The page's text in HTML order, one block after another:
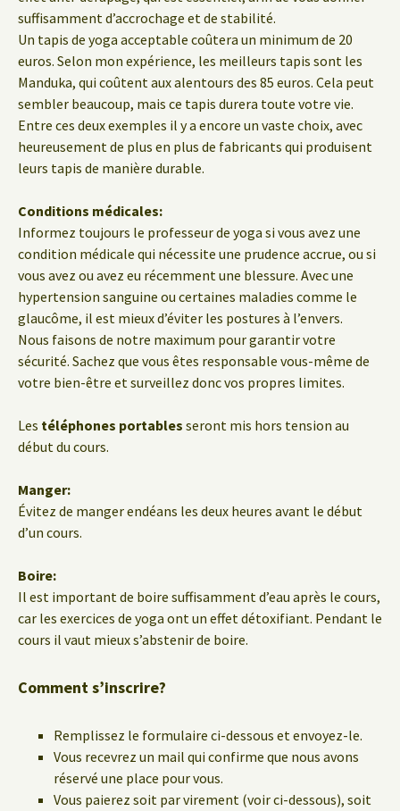
suffisamment d’accrochage et de stabilité.
Un tapis de yoga acceptable coûtera un minimum de 20
euros. Selon mon expérience, les meilleurs tapis sont les
Manduka, qui coûtent aux alentours des 85 euros. Cela peut
sembler beaucoup, mais ce tapis durera toute votre vie.
Entre ces deux exemples il y a encore un vaste choix, avec
heureusement de plus en plus de fabricants qui produisent
leurs tapis de manière durable.
Conditions médicales:
Informez toujours le professeur de yoga si vous avez une
condition médicale qui nécessite une prudence accrue, ou si
vous avez ou avez eu récemment une blessure. Avec une
hypertension sanguine ou certaines maladies comme le
glaucôme, il est mieux d’éviter les postures à l’envers.
Nous faisons de notre maximum pour garantir votre
sécurité. Sachez que vous êtes responsable vous-même de
votre bien-être et surveillez donc vos propres limites.
Les téléphones portables seront mis hors tension au
début du cours.
Manger:
Évitez de manger endéans les deux heures avant le début
d’un cours.
Boire:
Il est important de boire suffisamment d’eau après le cours,
car les exercices de yoga ont un effet détoxifiant. Pendant le
cours il vaut mieux s’abstenir de boire.
Comment s’inscrire?
Remplissez le formulaire ci-dessous et envoyez-le.
Vous recevrez un mail qui confirme que nous avons
réservé une place pour vous.
Vous paierez soit par virement (voir ci-dessous), soit